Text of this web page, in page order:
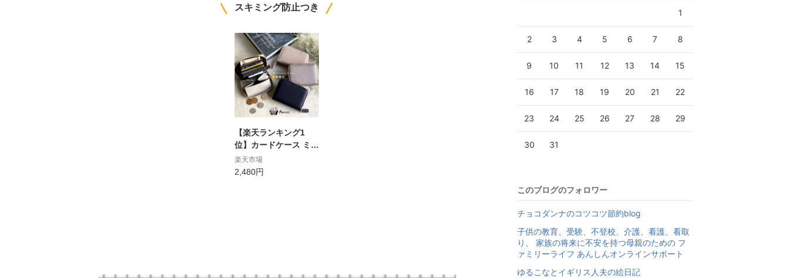
スキミング防止つき
【楽天ランキング1
位】カードケース ミニ
財布 大容量 スキミン
グ防止 じゃばら カー
楽天市場
2,480円
1
2 3 4 5 6 7 8
9 10 11 12 13 14 15
16 17 18 19 20 21 22
23 24 25 26 27 28 29
30 31
このブログのフォロワー
チョコダンナのコツコツ節約blog
子供の教育、受験、不登校、介護、看護、看取
り、 家族の将来に不安を持つ母親のための フ
ァミリーライフ あんしんオンラインサポート
ゆるこなとイギリス人夫の絵日記